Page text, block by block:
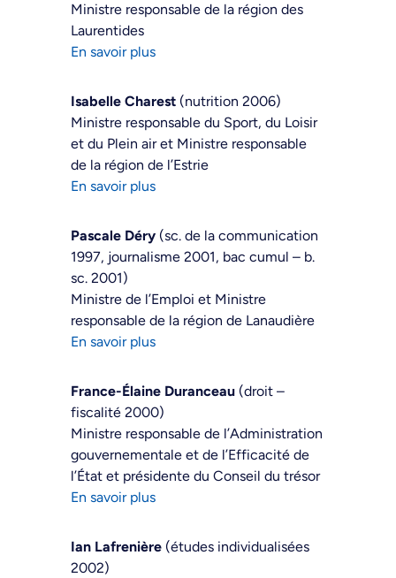
Ministre responsable de la région des
Laurentides
En savoir plus
Isabelle Charest (nutrition 2006)
Ministre responsable du Sport, du Loisir
et du Plein air et Ministre responsable
de la région de l’Estrie
En savoir plus
Pascale Déry (sc. de la communication
1997, journalisme 2001, bac cumul – b.
sc. 2001)
Ministre de l’Emploi et Ministre
responsable de la région de Lanaudière
En savoir plus
France-Élaine Duranceau (droit –
fiscalité 2000)
Ministre responsable de l’Administration
gouvernementale et de l’Efficacité de
l’État et présidente du Conseil du trésor
En savoir plus
Ian Lafrenière (études individualisées
2002)